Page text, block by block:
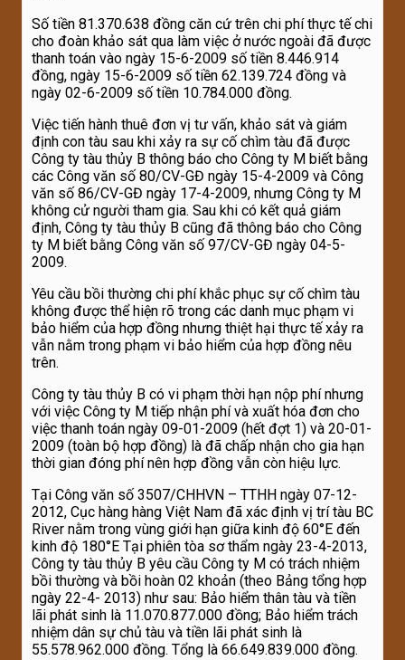
Số tiền 81.370.638 đồng căn cứ trên chi phí thực tế chi
cho đoàn khảo sát qua làm việc ở nước ngoài đã được
thanh toán vào ngày 15-6-2009 số tiền 8.446.914
đồng, ngày 15-6-2009 số tiền 62.139.724 đồng và
ngày 02-6-2009 số tiền 10.784.000 đồng.
Việc tiến hành thuê đơn vị tư vấn, khảo sát và giám
định con tàu sau khi xảy ra sự cố chìm tàu đã được
Công ty tàu thủy B thông báo cho Công ty M biết bằng
các Công văn số 80/CV-GĐ ngày 15-4-2009 và Công
văn số 86/CV-GĐ ngày 17-4-2009, nhưng Công ty M
không cử người tham gia. Sau khi có kết quả giám
định, Công ty tàu thủy B cũng đã thông báo cho Công
ty M biết bằng Công văn số 97/CV-GĐ ngày 04-5-
2009.
Yêu cầu bồi thường chi phí khắc phục sự cố chìm tàu
không được thể hiện rõ trong các danh mục phạm vi
bảo hiểm của hợp đồng nhưng thiệt hại thực tế xảy ra
vẫn nằm trong phạm vi bảo hiểm của hợp đồng nêu
trên.
Công ty tàu thủy B có vi phạm thời hạn nộp phí nhưng
với việc Công ty M tiếp nhận phí và xuất hóa đơn cho
việc thanh toán ngày 09-01-2009 (hết đợt 1) và 20-01-
2009 (toàn bộ hợp đồng) là đã chấp nhận cho gia hạn
thời gian đóng phí nên hợp đồng vẫn còn hiệu lực.
Tại Công văn số 3507/CHHVN – TTHH ngày 07-12-
2012, Cục hàng hàng Việt Nam đã xác định vị trí tàu BC
River nằm trong vùng giới hạn giữa kinh độ 60°E đến
kinh độ 180°E Tại phiên tòa sơ thẩm ngày 23-4-2013,
Công ty tàu thủy B yêu cầu Công ty M có trách nhiệm
bồi thường và bồi hoàn 02 khoản (theo Bảng tổng hợp
ngày 22-4- 2013) như sau: Bảo hiểm thân tàu và tiền
lãi phát sinh là 11.070.877.000 đồng; Bảo hiểm trách
nhiệm dân sự chủ tàu và tiền lãi phát sinh là
55.578.962.000 đồng. Tổng là 66.649.839.000 đồng.